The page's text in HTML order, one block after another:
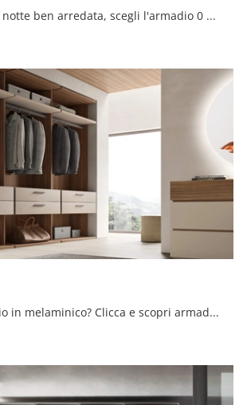
Se vuoi una zona notte ben arredata, scegli l'armadio 0 Pen con ante scorrevoli di Maronese!
Cerchi un armadio in melaminico? Clicca e scopri armadi cabine armadio con ante scorrevoli di Maronese.